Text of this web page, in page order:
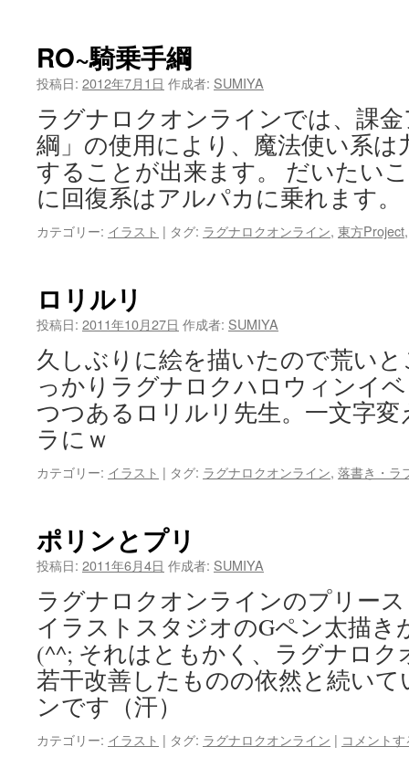
RO~騎乗手綱
投稿日: 2012年7月1日 作成者: SUMIYA
ラグナロクオンラインでは、課
綱」の使用により、魔法使い系は
することが出来ます。 だいたい
に回復系はアルパカに乗れます。
カテゴリー: イラスト | タグ: ラグナロクオンライン, 東方Project
ロリルリ
投稿日: 2011年10月27日 作成者: SUMIYA
久しぶりに絵を描いたので荒い
っかりラグナロクハロウィンイ
つつあるロリルリ先生。一文字
ラにｗ
カテゴリー: イラスト | タグ: ラグナロクオンライン, 落書き・ラ
ポリンとプリ
投稿日: 2011年6月4日 作成者: SUMIYA
ラグナロクオンラインのプリー
イラストスタジオのGペン太描
(^^; それはともかく、ラグナロ
若干改善したものの依然と続い
ンです（汗）
カテゴリー: イラスト | タグ: ラグナロクオンライン | コメントす